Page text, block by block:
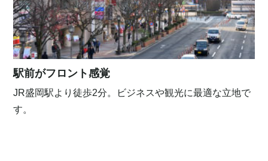
駅前がフロント感覚
JR盛岡駅より徒歩2分。ビジネスや観光に最適な立地で
す。